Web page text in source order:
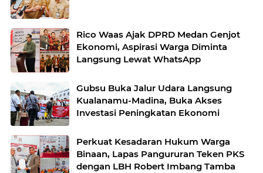
Rico Waas Ajak DPRD Medan Genjot
Ekonomi, Aspirasi Warga Diminta
Langsung Lewat WhatsApp
Gubsu Buka Jalur Udara Langsung
Kualanamu-Madina, Buka Akses
Investasi Peningkatan Ekonomi
Perkuat Kesadaran Hukum Warga
Binaan, Lapas Pangururan Teken PKS
dengan LBH Robert Imbang Tamba